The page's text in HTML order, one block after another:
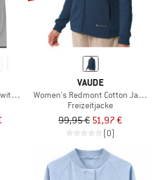
Sleeve Pocket
VAUDE
Women's Redmont Cotton Jacket II
Freizeitjacke
99,95 € 51,97 €
(0)